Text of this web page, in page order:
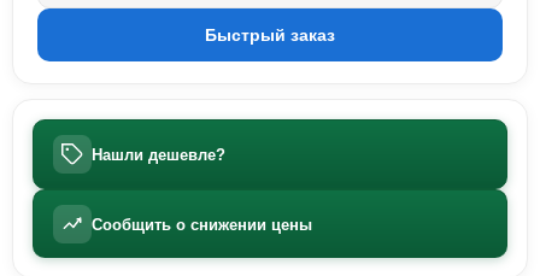
Нашли дешевле?
Сообщить о снижении цены